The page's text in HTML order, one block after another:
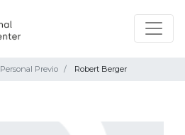
Personal Previo Robert Berger